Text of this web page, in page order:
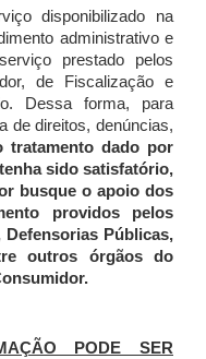
disponibilizado na
administrativo e
prestado pelos
de Fiscalização e
Dessa forma, para
de direitos, denúncias,
tratamento dado por
sido satisfatório,
busque o apoio dos
providos pelos
Defensorias Públicas,
outros órgãos do
PODE SER